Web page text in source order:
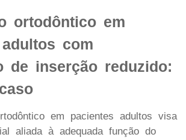
ortodôntico em
com
de inserção reduzido:
em pacientes adultos visa
aliada à adequada função do